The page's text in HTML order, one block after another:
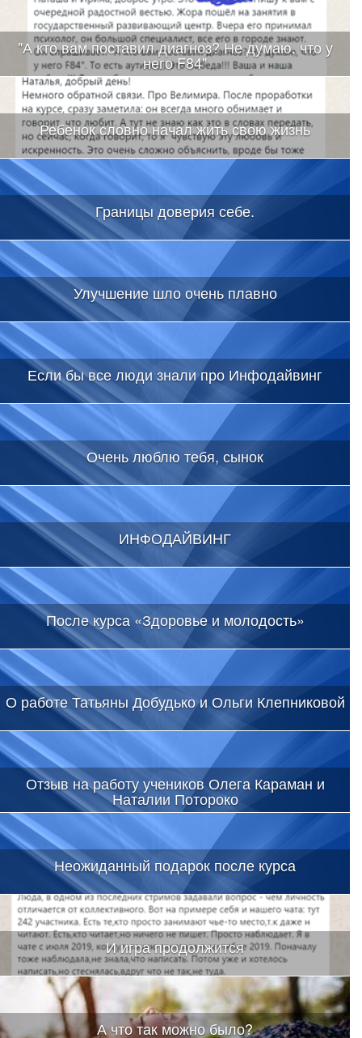
"А кто вам поставил диагноз? Не думаю, что у
него F84"
Ребенок словно начал жить свою жизнь
Границы доверия себе.
Улучшение шло очень плавно
Если бы все люди знали про Инфодайвинг
Очень люблю тебя, сынок
ИНФОДАЙВИНГ
После курса «Здоровье и молодость»
О работе Татьяны Добудько и Ольги Клепниковой
Отзыв на работу учеников Олега Караман и
Наталии Потороко
Неожиданный подарок после курса
И игра продолжится
А что так можно было?